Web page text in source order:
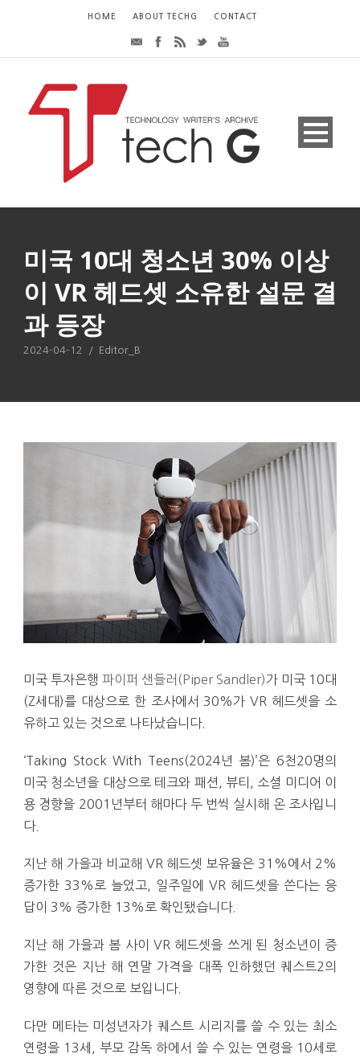
HOME ABOUT TECHG CONTACT
미국 10대 청소년 30% 이상
이 VR 헤드셋 소유한 설문 결
과 등장
2024-04-12 / Editor_B
미국 투자은행 파이퍼 샌들러(Piper Sandler)가 미국 10대
(Z세대)를 대상으로 한 조사에서 30%가 VR 헤드셋을 소
유하고 있는 것으로 나타났습니다.
‘Taking Stock With Teens(2024년 봄)’은 6천20명의
미국 청소년을 대상으로 테크와 패션, 뷰티, 소셜 미디어 이
용 경향을 2001년부터 해마다 두 번씩 실시해 온 조사입니
다.
지난 해 가을과 비교해 VR 헤드셋 보유율은 31%에서 2%
증가한 33%로 늘었고, 일주일에 VR 헤드셋을 쓴다는 응
답이 3% 증가한 13%로 확인됐습니다.
지난 해 가을과 봄 사이 VR 헤드셋을 쓰게 된 청소년이 증
가한 것은 지난 해 연말 가격을 대폭 인하했던 퀘스트2의
영향에 따른 것으로 보입니다.
다만 메타는 미성년자가 퀘스트 시리지를 쓸 수 있는 최소
연령을 13세, 부모 감독 하에서 쓸 수 있는 연령을 10세로